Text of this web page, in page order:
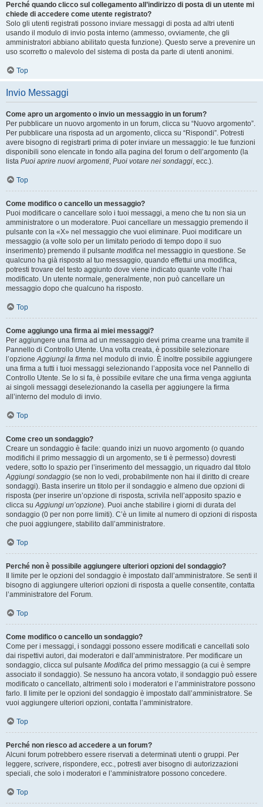
Perché quando clicco sul collegamento all’indirizzo di posta di un utente mi
chiede di accedere come utente registrato?
Solo gli utenti registrati possono inviare messaggi di posta ad altri utenti
usando il modulo di invio posta interno (ammesso, ovviamente, che gli
amministratori abbiano abilitato questa funzione). Questo serve a prevenire un
uso scorretto o malevolo del sistema di posta da parte di utenti anonimi.
Top
Invio Messaggi
Come apro un argomento o invio un messaggio in un forum?
Per pubblicare un nuovo argomento in un forum, clicca su “Nuovo argomento”.
Per pubblicare una risposta ad un argomento, clicca su “Rispondi”. Potresti
avere bisogno di registrarti prima di poter inviare un messaggio: le tue funzioni
disponibili sono elencate in fondo alla pagina del forum o dell’argomento (la
lista Puoi aprire nuovi argomenti, Puoi votare nei sondaggi, ecc.).
Top
Come modifico o cancello un messaggio?
Puoi modificare o cancellare solo i tuoi messaggi, a meno che tu non sia un
amministratore o un moderatore. Puoi cancellare un messaggio premendo il
pulsante con la «X» nel messaggio che vuoi eliminare. Puoi modificare un
messaggio (a volte solo per un limitato periodo di tempo dopo il suo
inserimento) premendo il pulsante modifica nel messaggio in questione. Se
qualcuno ha già risposto al tuo messaggio, quando effettui una modifica,
potresti trovare del testo aggiunto dove viene indicato quante volte l’hai
modificato. Un utente normale, generalmente, non può cancellare un
messaggio dopo che qualcuno ha risposto.
Top
Come aggiungo una firma ai miei messaggi?
Per aggiungere una firma ad un messaggio devi prima crearne una tramite il
Pannello di Controllo Utente. Una volta creata, è possibile selezionare
l’opzioneAggiungi la firma nel modulo di invio. È inoltre possibile aggiungere
una firma a tutti i tuoi messaggi selezionando l’apposita voce nel Pannello di
Controllo Utente. Se lo si fa, è possibile evitare che una firma venga aggiunta
ai singoli messaggi deselezionando la casella per aggiungere la firma
all’interno del modulo di invio.
Top
Come creo un sondaggio?
Creare un sondaggio è facile: quando inizi un nuovo argomento (o quando
modifichi il primo messaggio di un argomento, se ti è permesso) dovresti
vedere, sotto lo spazio per l’inserimento del messaggio, un riquadro dal titolo
Aggiungi sondaggio (se non lo vedi, probabilmente non hai il diritto di creare
sondaggi). Basta inserire un titolo per il sondaggio e almeno due opzioni di
risposta (per inserire un’opzione di risposta, scrivila nell’apposito spazio e
clicca suAggiungi un’opzione). Puoi anche stabilire i giorni di durata del
sondaggio (0 per non porre limiti). C’è un limite al numero di opzioni di risposta
che puoi aggiungere, stabilito dall’amministratore.
Top
Perché non è possibile aggiungere ulteriori opzioni del sondaggio?
Il limite per le opzioni del sondaggio è impostato dall’amministratore. Se senti il
bisogno di aggiungere ulteriori opzioni di risposta a quelle consentite, contatta
l’amministratore del Forum.
Top
Come modifico o cancello un sondaggio?
Come per i messaggi, i sondaggi possono essere modificati e cancellati solo
dai rispettivi autori, dai moderatori e dall’amministratore. Per modificare un
sondaggio, clicca sul pulsante Modifica del primo messaggio (a cui è sempre
associato il sondaggio). Se nessuno ha ancora votato, il sondaggio può essere
modificato o cancellato, altrimenti solo i moderatori e l’amministratore possono
farlo. Il limite per le opzioni del sondaggio è impostato dall’amministratore. Se
vuoi aggiungere ulteriori opzioni, contatta l’amministratore.
Top
Perché non riesco ad accedere a un forum?
Alcuni forum potrebbero essere riservati a determinati utenti o gruppi. Per
leggere, scrivere, rispondere, ecc., potresti aver bisogno di autorizzazioni
speciali, che solo i moderatori e l’amministratore possono concedere.
Top